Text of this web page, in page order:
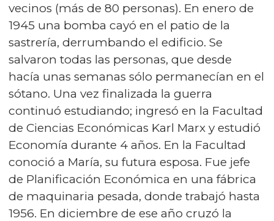
vecinos (más de 80 personas). En enero de
1945 una bomba cayó en el patio de la
sastrería, derrumbando el edificio. Se
salvaron todas las personas, que desde
hacía unas semanas sólo permanecían en el
sótano. Una vez finalizada la guerra
continuó estudiando; ingresó en la Facultad
de Ciencias Económicas Karl Marx y estudió
Economía durante 4 años. En la Facultad
conoció a María, su futura esposa. Fue jefe
de Planificación Económica en una fábrica
de maquinaria pesada, donde trabajó hasta
1956. En diciembre de ese año cruzó la